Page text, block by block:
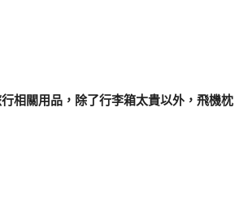
相關用品，除了行李箱太貴以外，飛機枕